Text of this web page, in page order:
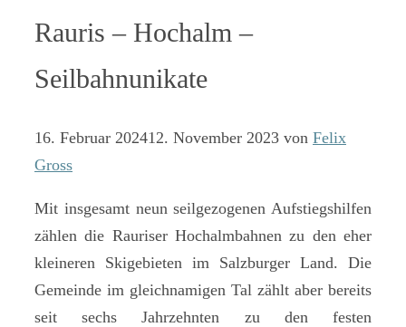
Rauris – Hochalm –
Seilbahnunikate
16. Februar 202412. November 2023 von Felix
Gross
Mit insgesamt neun seilgezogenen Aufstiegshilfen
zählen die Rauriser Hochalmbahnen zu den eher
kleineren Skigebieten im Salzburger Land. Die
Gemeinde im gleichnamigen Tal zählt aber bereits
seit sechs Jahrzehnten zu den festen